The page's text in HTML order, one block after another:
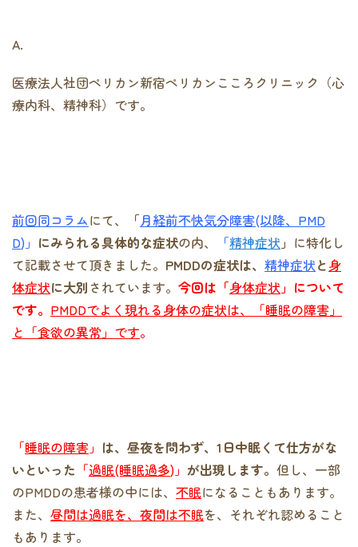
A.
医療法人社団ペリカン新宿ペリカンこころクリニック（心
療内科、精神科）です。
前回同コラムにて、 「月経前不快気分障害(以降、PMD
D)」 にみられる具体的な症状の内、 「精神症状 」 に特化し
て記載させて頂きました。 PMDDの症状は、 精神症状と身
体症状に大別 されています。 今回は「身体症状 」について
です。 PMDDでよく現れる身体の症状は、「睡眠の障害」
と「食欲の異常」です。
「睡眠の障害」 は、昼夜を問わず、1日中眠くて仕方がな
いといった 「過眠(睡眠過多)」 が出現します。 但し、一部
のPMDDの患者様の中には、 不眠になることもあります。
また、 昼間は過眠を、夜間は不眠を、それぞれ認めること
もあります。